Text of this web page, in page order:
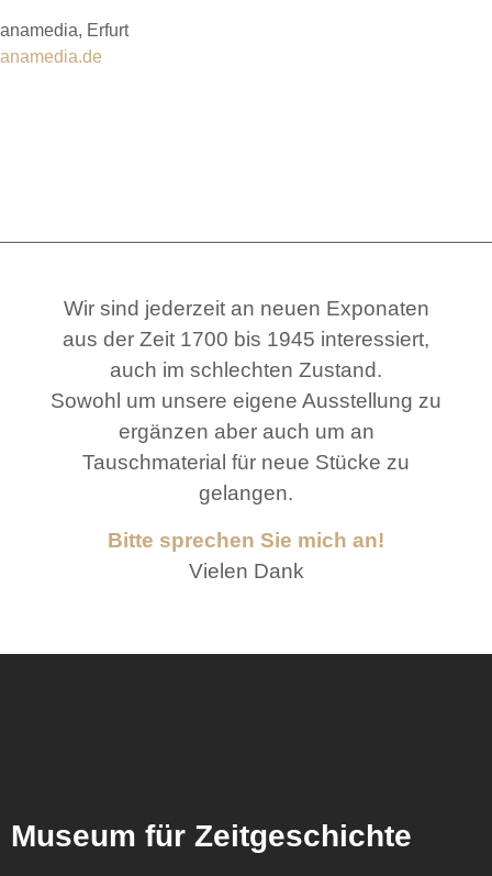
anamedia, Erfurt
anamedia.de
Wir sind jederzeit an neuen Exponaten
aus der Zeit 1700 bis 1945 interessiert,
auch im schlechten Zustand.
Sowohl um unsere eigene Ausstellung zu
ergänzen aber auch um an
Tauschmaterial für neue Stücke zu
gelangen.
Bitte sprechen Sie mich an!
Vielen Dank
Museum für Zeitgeschichte